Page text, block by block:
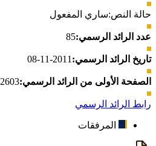
حالة النص:ساري المفعول
عدد الرائد الرسمي:85
تاريخ الرائد الرسمي: 2011-11-08
الصفحة الأولى من الرائد الرسمي:2603 - 2604
رابط الرائد الرسمي
المرفقات